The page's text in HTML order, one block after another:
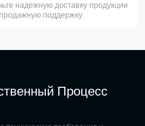
надежную доставку продукции
поддержку.
Процесс